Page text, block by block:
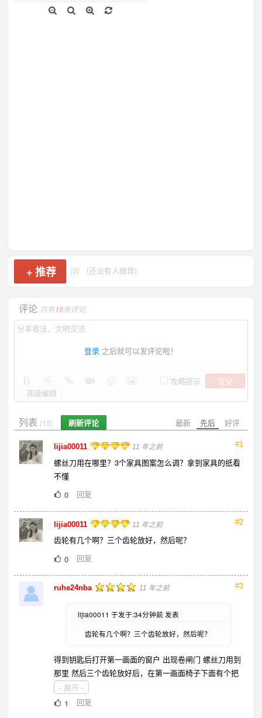
+推荐 (3) (还没有人推荐)
评论 共有15条评论
登录 之后就可以发评论啦！
攻略提示
提交
高级编辑
最新 先后 好评
列表 (15) 刷新评论
#1
lijia00011 11 年之前
螺丝刀用在哪里？3个家具图案怎么调？拿到家具的纸看
不懂
0
回复
#2
lijia00011 11 年之前
齿轮有几个啊？三个齿轮放好，然后呢？
0
回复
#3
ruhe24nba 11 年之前
lijia00011 于发于:34分钟前 发表
齿轮有几个啊？三个齿轮放好，然后呢？
得到钥匙后打开第一画面的窗户 出现卷闸门 螺丝刀用到
那里 然后三个齿轮放好后，在第一画面椅子下面有个把
手一样的东西 放到齿轮下面
- 展开 -
1
回复